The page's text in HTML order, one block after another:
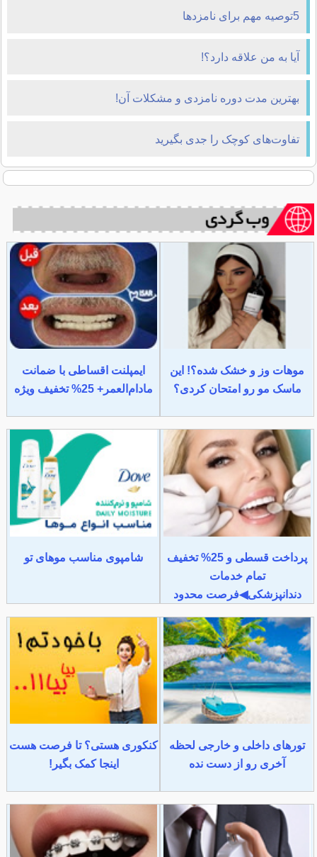
5توصیه مهم برای نامزدها
آیا به من علاقه دارد؟!
بهترین مدت دوره نامزدی و مشکلات آن!
تفاوت‌های کوچک را جدی بگیرید
موهات وز و خشک شده؟! این
ماسک مو رو امتحان کردی؟
ایمپلنت اقساطی با ضمانت
مادام‌العمر+ 25% تخفیف ویژه
پرداخت قسطی و 25% تخفیف
تمام خدمات
دندانپزشکی◀فرصت محدود
شامپوی مناسب موهای تو
تورهای داخلی و خارجی لحظه
آخری رو از دست نده
کنکوری هستی؟ تا فرصت هست
اینجا کمک بگیر!